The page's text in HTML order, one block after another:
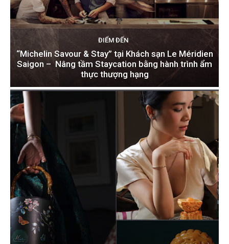
ĐIỂM ĐẾN
“Michelin Savour & Stay” tại Khách sạn Le Méridien
Saigon – Nâng tầm Staycation bằng hành trình ẩm
thực thượng hạng